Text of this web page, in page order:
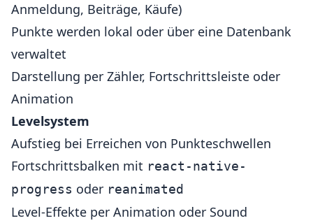
Anmeldung, Beiträge, Käufe)
Punkte werden lokal oder über eine Datenbank
verwaltet
Darstellung per Zähler, Fortschrittsleiste oder
Animation
Levelsystem
Aufstieg bei Erreichen von Punkteschwellen
Fortschrittsbalken mit react-native-
progress oder reanimated
Level-Effekte per Animation oder Sound